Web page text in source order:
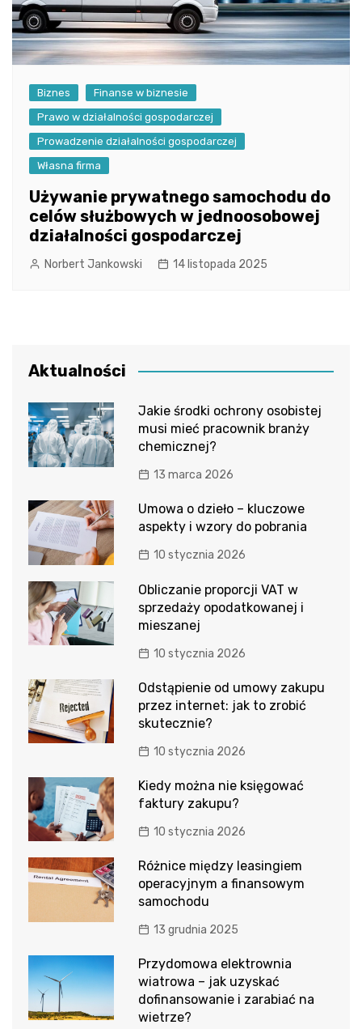
Biznes
Finanse w biznesie
Prawo w działalności gospodarczej
Prowadzenie działalności gospodarczej
Własna firma
Używanie prywatnego samochodu do
celów służbowych w jednoosobowej
działalności gospodarczej
Norbert Jankowski 14 listopada 2025
Aktualności
Jakie środki ochrony osobistej
musi mieć pracownik branży
chemicznej?
13 marca 2026
Umowa o dzieło – kluczowe
aspekty i wzory do pobrania
10 stycznia 2026
Obliczanie proporcji VAT w
sprzedaży opodatkowanej i
mieszanej
10 stycznia 2026
Odstąpienie od umowy zakupu
przez internet: jak to zrobić
skutecznie?
10 stycznia 2026
Kiedy można nie księgować
faktury zakupu?
10 stycznia 2026
Różnice między leasingiem
operacyjnym a finansowym
samochodu
13 grudnia 2025
Przydomowa elektrownia
wiatrowa – jak uzyskać
dofinansowanie i zarabiać na
wietrze?